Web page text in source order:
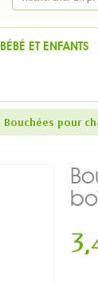
BÉBÉ ET ENFANTS
Bouchées pour